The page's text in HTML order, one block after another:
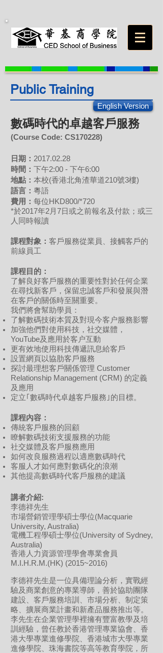
Public Training
English Version
數碼時代的卓越客戶服務
(Course Code: CS170228)
日期： 2017.02.28
時間： 下午2:00 - 下午6:00
地點： 本校(香港北角渣華道210號3樓)
語言： 粵語
費用： 每位HKD800/*720
*於2017年2月7日或之前報名及付款；或三
人同時報讀
課程對象： 客戶服務從業員、接觸客戶的
前線員工
課程目的：
了解良好客戶服務的重要性對於任何企業
在尋找新客戶，保留忠誠客戶和發展與潛
在客戶的關係時至關重要。
我們將會幫助學員：
了解數碼技術本質及對現今客户服務影響
加強他們對使用科技，社交媒體，
YouTube及應用於客户互動
更有效地使用科技傳遞訊息給客戶
設置網頁以協肋客戶服務
探討最理想客戶關係管理 Customer
Relationship Management (CRM) 的定義
及應用
定立｢數碼時代卓越客戶服務｣的目標。
課程內容：
傳統客戶服務的回顧
瞭解數碼技術支援服務的功能
社交媒體及客戶服務應用
如何改良服務過程以適應數碼時代
客服人才如何應對數碼化的浪潮
其他提高數碼時代客戶服務的建議
講者介紹:
李德祥先生
市場營銷管理學碩士學位(Macquarie
University, Australia)
電機工程學碩士學位(University of Sydney,
Australia)
香港人力資源管理學會專業會員
M.I.H.R.M.(HK) (2015~2016)
李德祥先生是一位具備理論分析，實戰經
驗及商業創意的專業導師，善於協助團隊
建設、客戶服務培訓、市場分析、制定策
略、擴展商業計畫和新產品服務推出等。
李先生在企業管理學裡擁有豐富教學及培
訓經驗，曾任教於香港管理專業協會、香
港大學專業進修學院、香港城市大學專業
進修學院、珠海書院等高等教育學院，所